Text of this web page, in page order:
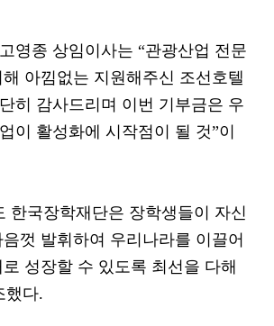
영종 상임이사는 “관광산업 전문
아낌없는 지원해주신 조선호텔
히 감사드리며 이번 기부금은 우
이 활성화에 시작점이 될 것”이
한국장학재단은 장학생들이 자신
껏 발휘하여 우리나라를 이끌어
성장할 수 있도록 최선을 다해
했다.